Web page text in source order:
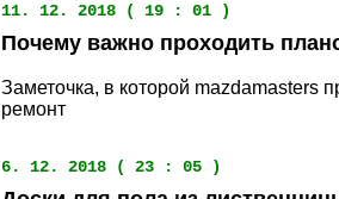
11. 12. 2018 ( 19 : 01 )
Почему важно проходить
Заметочка, в которой mazdamasters
ремонт
6. 12. 2018 ( 23 : 05 )